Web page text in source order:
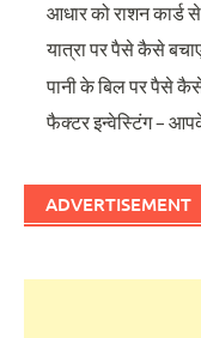
आधार को राशन
यात्रा पर पैसे कैसे
पानी के बिल पर पैसे
फैक्टर इन्वेस्टिंग –
ADVERTISEMENT